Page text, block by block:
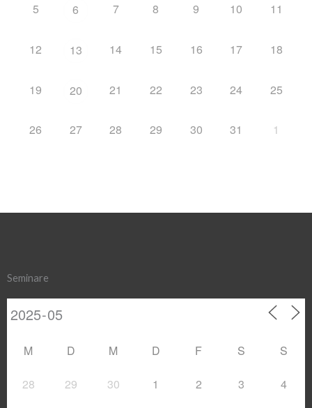
5 6 7 8 9 10 11
12 13 14 15 16 17 18
19 20 21 22 23 24 25
26 27 28 29 30 31 1
Seminare
M D M D F S S
28 29 30 1 2 3 4